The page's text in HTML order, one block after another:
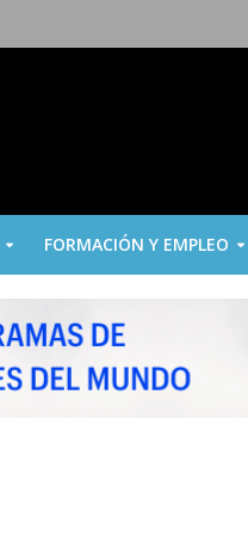
FORMACIÓN Y EMPLEO